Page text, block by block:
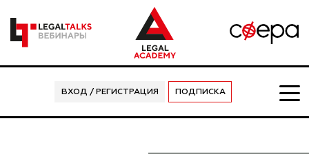
ВХОД / РЕГИСТРАЦИЯ ПОДПИСКА